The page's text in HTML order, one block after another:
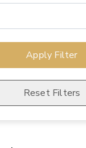
Apply Filter
Reset Filters